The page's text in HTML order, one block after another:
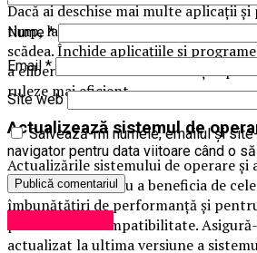
Dacă ai deschise mai multe aplicații
timp, laptopul poate deveni încet,
scădea. Închide aplicațiile și
a elibera resursele sistemului și a
ruleze mai eficient.
Actualizează sistemul de
Actualizările sistemului de operare și
importante pentru a beneficia de
îmbunătățiri de performanță și
probleme de compatibilitate.
actualizat la ultima versiune a
Nume*
Email*
Site web
Salvează-mi numele, emailul și
navigator pentru data viitoare când o